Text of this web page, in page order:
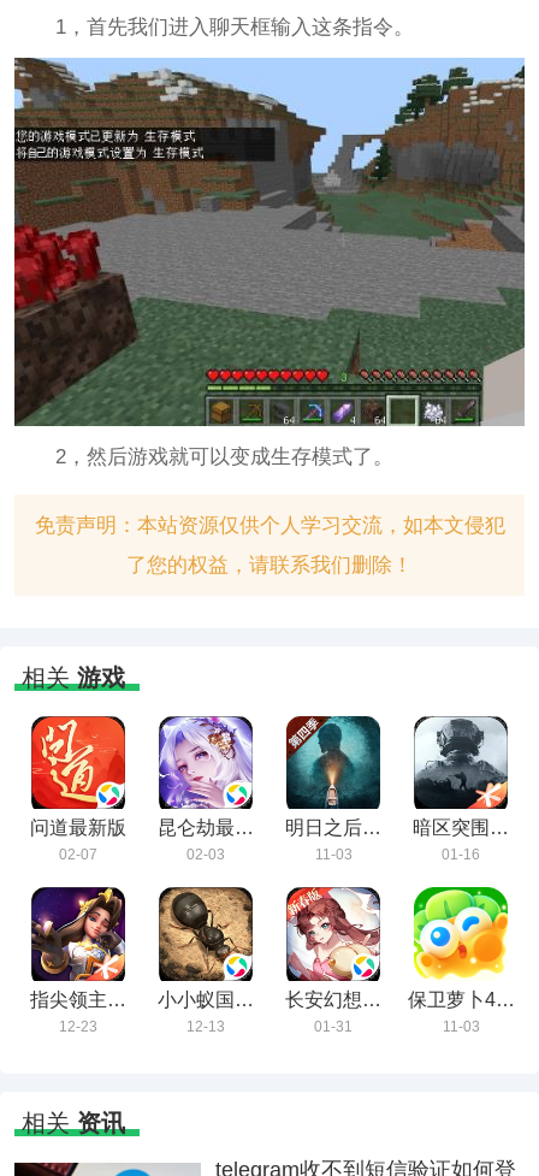
1，首先我们进入聊天框输入这条指令。
2，然后游戏就可以变成生存模式了。
免责声明：本站资源仅供个人学习交流，如本文侵犯
了您的权益，请联系我们删除！
相关 游戏
问道最新版
02-07
昆仑劫最新
版
02-03
明日之后官
方互通版
11-03
暗区突围最
新版
01-16
指尖领主最
新版
12-23
小小蚁国最
新版
12-13
长安幻想最
新版
01-31
保卫萝卜4精
简版2022最
11-03
相关 资讯
telegram收不到短信验证如何登